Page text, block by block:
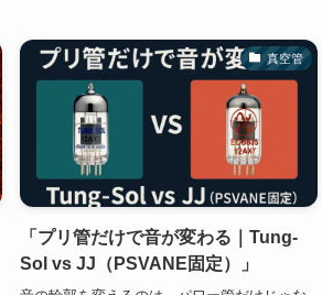
真空管
「プリ管だけで音が変わる｜Tung-
Sol vs JJ（PSVANE固定）」